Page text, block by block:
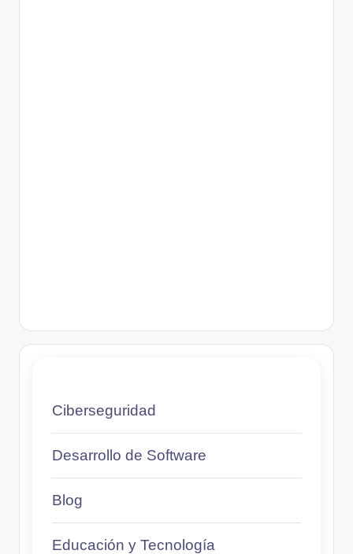
Ciberseguridad
Desarrollo de Software
Blog
Educación y Tecnología